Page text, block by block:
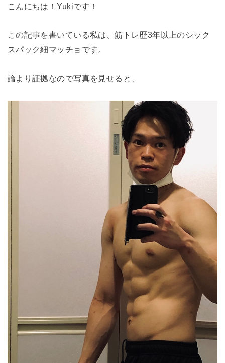
こんにちは！Yukiです！
この記事を書いている私は、筋トレ歴3年以上のシック
スパック細マッチョです。
論より証拠なので写真を見せると、